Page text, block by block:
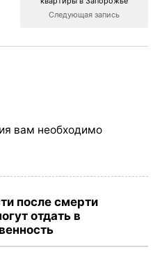
Следующая запись
вам необходимо
после смерти
отдать в